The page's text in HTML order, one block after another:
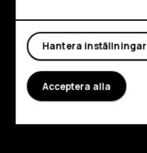
Om
Planet and people
Kundservice
FacebookInstagram
Tiktok
Hantera inställningar
Acceptera alla